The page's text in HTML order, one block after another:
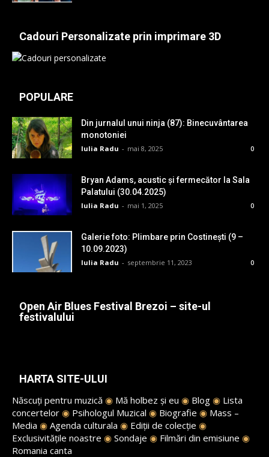
Cadouri Personalizate prin imprimare 3D
POPULARE
Din jurnalul unui ninja (87): Binecuvântarea
monotoniei
Iulia Radu - mai 8, 2025 0
Bryan Adams, acustic și fermecător la Sala
Palatului (30.04.2025)
Iulia Radu - mai 1, 2025 0
Galerie foto: Plimbare prin Costinești (9 –
10.09.2023)
Iulia Radu - septembrie 11, 2023 0
Open Air Blues Festival Brezoi – site-ul
festivalului
HARTA SITE-ULUI
Născuți pentru muzică ◉ Mă holbez și eu ◉ Blog ◉ Lista
concertelor ◉ Psihologul Muzical ◉ Biografie ◉ Mass –
Media ◉ Agenda culturala ◉ Ediții de colecție ◉
Exclusivitățile noastre ◉ Sondaje ◉ Filmări din emisiune ◉
Romania canta